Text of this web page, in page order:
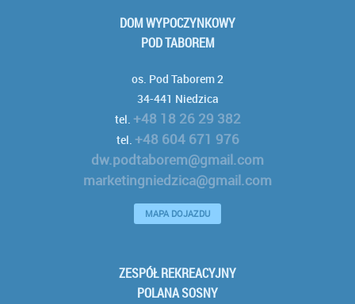
DOM WYPOCZYNKOWY
POD TABOREM
os. Pod Taborem 2
34-441 Niedzica
tel. +48 18 26 29 382
tel. +48 604 671 976
dw.podtaborem@gmail.com
marketingniedzica@gmail.com
MAPA DOJAZDU
ZESPÓŁ REKREACYJNY
POLANA SOSNY